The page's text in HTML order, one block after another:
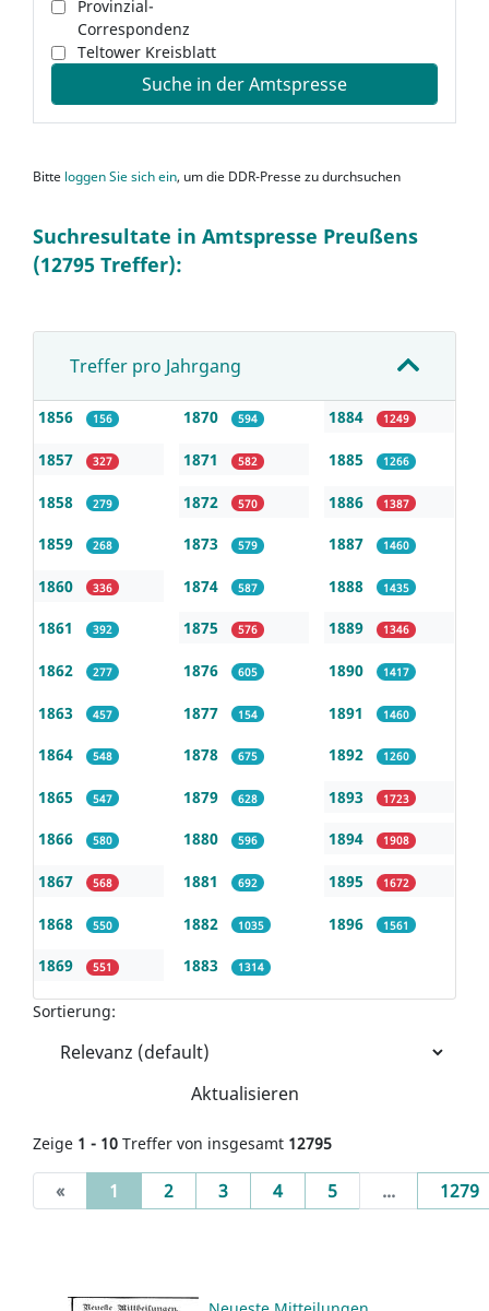
Provinzial-
Correspondenz
Teltower Kreisblatt
Suche in der Amtspresse
Bitte loggen Sie sich ein, um die DDR-Presse zu durchsuchen
Suchresultate in Amtspresse Preußens
(12795 Treffer):
Treffer pro Jahrgang
1856 156
1857 327
1858 279
1859 268
1860 336
1861 392
1862 277
1863 457
1864 548
1865 547
1866 580
1867 568
1868 550
1869 551
1870 594
1871 582
1872 570
1873 579
1874 587
1875 576
1876 605
1877 154
1878 675
1879 628
1880 596
1881 692
1882 1035
1883 1314
1884 1249
1885 1266
1886 1387
1887 1460
1888 1435
1889 1346
1890 1417
1891 1460
1892 1260
1893 1723
1894 1908
1895 1672
1896 1561
Sortierung:
Aktualisieren
Zeige 1 - 10 Treffer von insgesamt 12795
« 1 (current)
2 3 4 5 ... 1279